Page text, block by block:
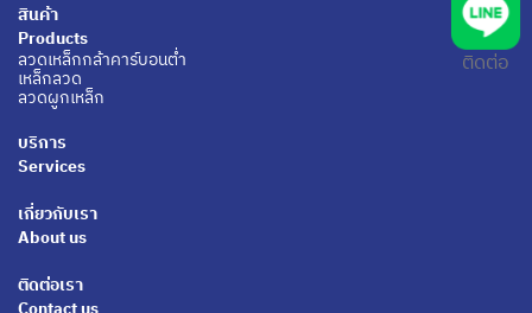
ติดต่อ
สินค้า
Products
ลวดเหล็กกล้าคาร์บอนตํ่า
เหล็กลวด
ลวดผูกเหล็ก
บริการ
Services
เกี่ยวกับเรา
About us
ติดต่อเรา